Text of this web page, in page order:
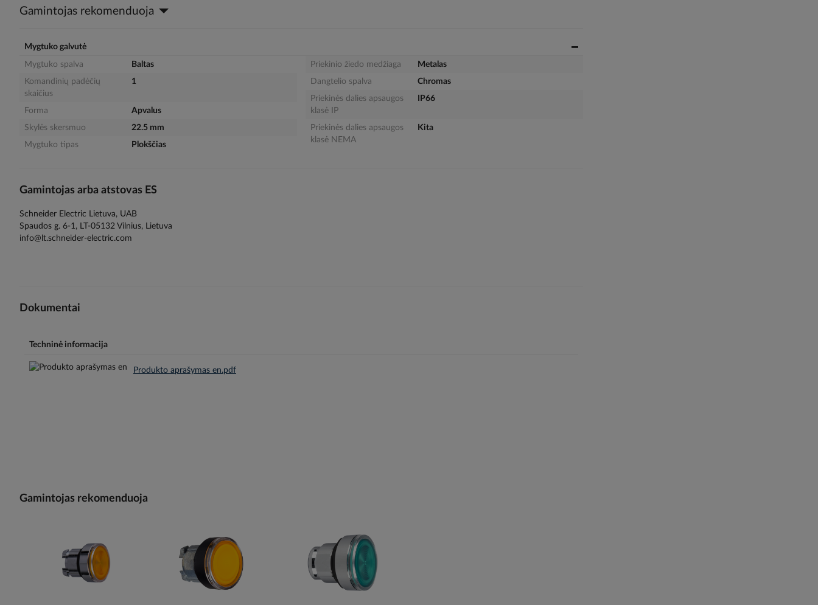
the
Gamintojas rekomenduoja
Mygtuko galvutė
Mygtuko spalva
Baltas
Komandinių padėčių
skaičius
1
Forma
Apvalus
Skylės skersmuo
22.5 mm
Mygtuko tipas
Plokščias
Priekinio žiedo medžiaga
Metalas
Dangtelio spalva
Chromas
Priekinės dalies apsaugos
klasė IP
IP66
Priekinės dalies apsaugos
klasė NEMA
Kita
Gamintojas arba atstovas ES
Schneider Electric Lietuva, UAB
Spaudos g. 6-1, LT-05132 Vilnius, Lietuva
info@lt.schneider-electric.com
Dokumentai
Techninė informacija
Produkto aprašymas en.pdf
Gamintojas rekomenduoja